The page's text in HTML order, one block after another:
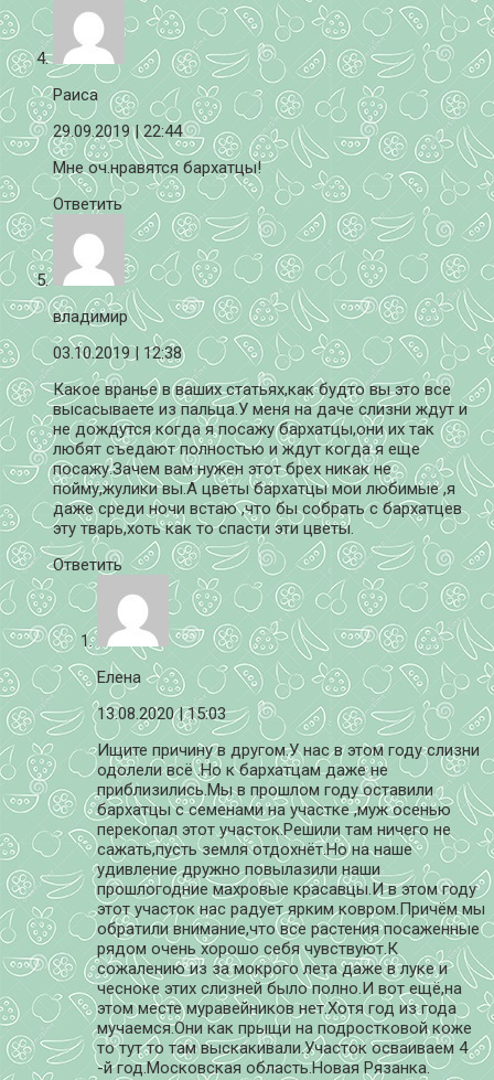
Раиса
29.09.2019| 22:44
Мне оч.нравятся бархатцы!
Ответить
владимир
03.10.2019| 12:38
Какое вранье в ваших статьях,как будто вы это все
высасываете из пальца.У меня на даче слизни ждут и
не дождутся когда я посажу бархатцы,они их так
любят съедают полностью и ждут когда я еще
посажу.Зачем вам нужен этот брех никак не
пойму,жулики вы.А цветы бархатцы мои любимые ,я
даже среди ночи встаю ,что бы собрать с бархатцев
эту тварь,хоть как то спасти эти цветы.
Ответить
Елена
13.08.2020| 15:03
Ищите причину в другом.У нас в этом году слизни
одолели всё .Но к бархатцам даже не
приблизились.Мы в прошлом году оставили
бархатцы с семенами на участке ,муж осенью
перекопал этот участок.Решили там ничего не
сажать,пусть земля отдохнёт.Но на наше
удивление дружно повылазили наши
прошлогодние махровые красавцы.И в этом году
этот участок нас радует ярким ковром.Причём мы
обратили внимание,что все растения посаженные
рядом очень хорошо себя чувствуют.К
сожалению из за мокрого лета даже в луке и
чесноке этих слизней было полно.И вот ещё,на
этом месте муравейников нет.Хотя год из года
мучаемся.Они как прыщи на подростковой коже
то тут то там выскакивали.Участок осваиваем 4
-й год.Московская область.Новая Рязанка.